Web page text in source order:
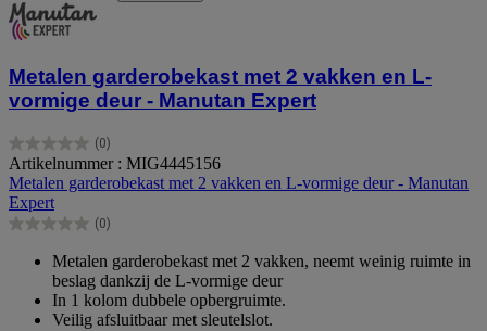
Metalen garderobekast met 2 vakken en L-
vormige deur - Manutan Expert
(0)
0.0
van
de
5
sterren.
Artikelnummer : MIG4445156
Metalen garderobekast met 2 vakken en L-vormige deur - Manutan
Expert
(0)
0.0
sterren.
Metalen garderobekast met 2 vakken, neemt weinig ruimte in
beslag dankzij de L-vormige deur
In 1 kolom dubbele opbergruimte.
Veilig afsluitbaar met sleutelslot.